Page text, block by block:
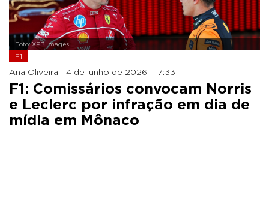
Foto: XPB Images
F1
Ana Oliveira | 4 de junho de 2026 - 17:33
F1: Comissários convocam Norris
e Leclerc por infração em dia de
mídia em Mônaco